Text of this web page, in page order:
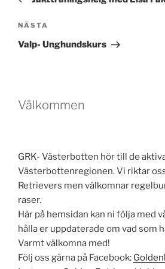
Nästa
inlägg
NÄSTA
Valp- Unghundskurs
Välkommen
GRK- Västerbotten hör till de
Västerbottenregionen. Vi riktar
Retrievers men välkomnar
raser.
Här på hemsidan kan ni följa med
hålla er uppdaterade om vad som
Varmt välkomna med!
Följ oss gärna på Facebook: